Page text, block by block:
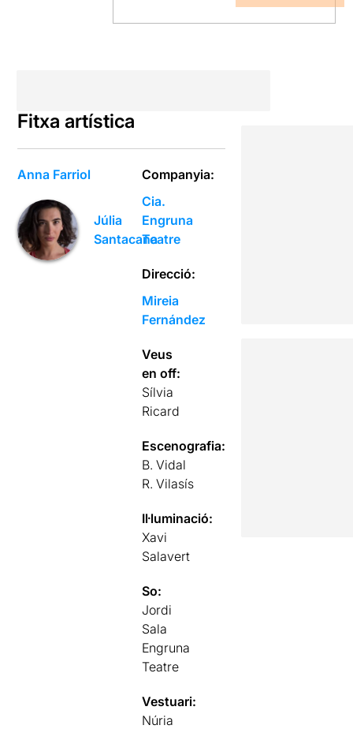
Fitxa artística
Anna Farriol
Júlia
Santacana
Companyia:
Cia.
Engruna
Teatre
Direcció:
Mireia
Fernández
Veus
en off:
Sílvia
Ricard
Escenografia:
B. Vidal
R. Vilasís
Il·luminació:
Xavi
Salavert
So:
Jordi
Sala
Engruna
Teatre
Vestuari:
Núria